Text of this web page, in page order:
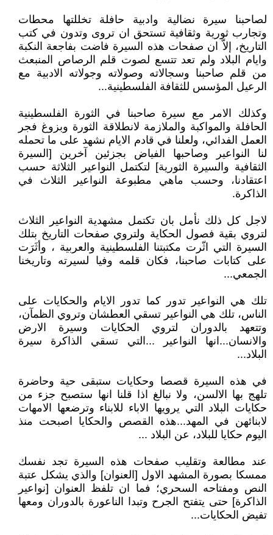
لصاحبنا سيرة نضالية وادبية حافلة تخللتها محطات
وتجارب ثورية وثقافية تستحق ان تروى وتدون في كتب
التاريخ، إلاّ ان صفحات هذه السيرة فاضت بفاجعة النكبة
وايام البلاد ولم تعد تتسع لصوت قلم الرصاص المنبعث
من قلم صاحبنا وسجالاته وصولاته وجولاته الادبية مع
الرعيل المؤسس للثقافة الفلسطينية...
وكذلك الامر مع سيرة صاحبنا في الثورة الفلسطينية
الحافلة والمواكبة والملازمة لانطلاقة الثورة وبزوغ فجر
العمل الفدائي، ولعلنا في قادم الايام نشهد على ما تحمله
لنا النواعير وصاحبها الفياض بجزئين آخرين [السيرة
الثقافية والسيرة الثورية] لتكتمل النواعير الثلاثة حسب
اعتقادنا، وحسب ماهي مطبوعة النواعير الثلاث في
الذاكرة.
لاجل كل ذلك نأمل بان تكتمل مشهدية النواعير الثلاث
لتروي بقية فصول الحكاية ولتروي صفحات التاريخ بتلك
السيرة التي اثّرت مكتبتنا الفلسطينية والعربية ، وأثَرَت
على كتابات صاحبنا، فكان قلمه وفيا لسيرته وتاريخنا
الجمعي...
تلك هي النواعير تدور كما تدور الايام والحكايات على
الناس، تلك هي النواعير تسقي العطشان وتروي الظمآن،
وتتعهد بالدوران لتروي الحكايات وسيرة الارض
والانسان...انها النواعير ...التي تسقي الذاكرة سيرة
البلاد...
في هذه السيرة قصصا وحكايات ستبقى حية وحاضرة
تلهج بها الالسن، ولا نبالغ اذا قلنا انها ستصبح جزء من
حكايات البلاد التي يرويها الاباء للابناء وترضعها الامهات
لابنائهن في المهد...هذه القصص والحكايا اصبحت منذ
اليوم حكايا للبلاد، عن البلاد ...
عند مطالعة وتقليب صفحات هذه السيرة تجد نفسك
ممسكا بصورة المشهد الاول [العنوان] والذي يشكل عتبة
النص ومفتاحه السحري؛ فما ان تلفظ العنوان [نواعير
الذاكرة] حتى يتفتح الجرح وتبدا الناعورة بالدوران ومعها
تفيض الحكايات...